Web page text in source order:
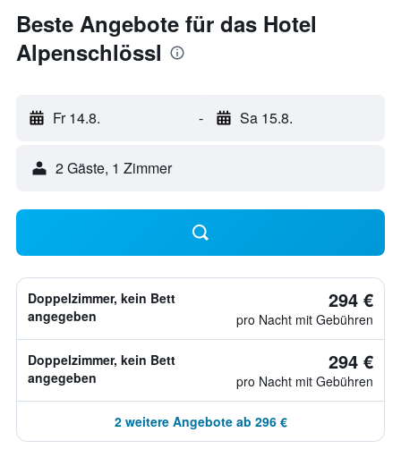
Beste Angebote für das Hotel
Alpenschlössl
Fr 14.8. - Sa 15.8.
2 Gäste, 1 Zimmer
Doppelzimmer, kein Bett
angegeben
294 €
pro Nacht mit Gebühren
Doppelzimmer, kein Bett
angegeben
294 €
pro Nacht mit Gebühren
2 weitere Angebote ab 296 €